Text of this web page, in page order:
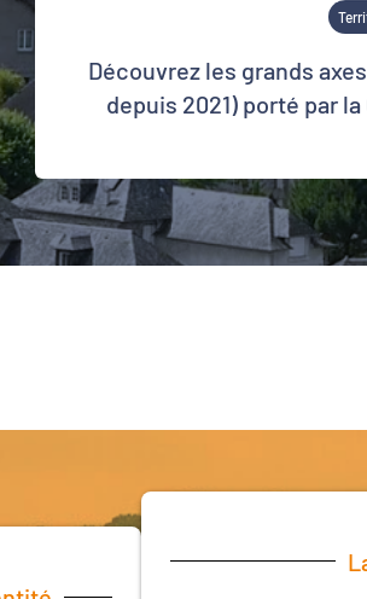
Découvrez les grands
depuis 2021) porté par